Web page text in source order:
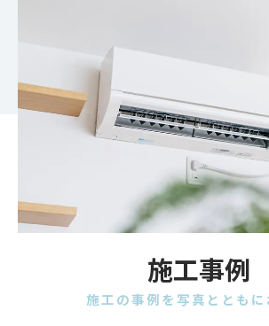
施工事例
施工の事例を写真とともに